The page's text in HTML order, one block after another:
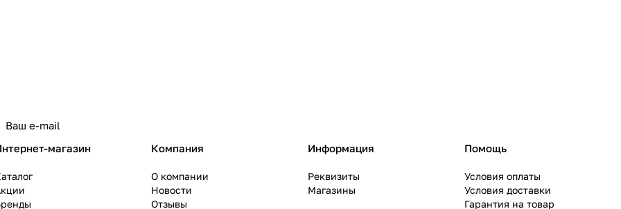
магазин Компания
О компании
Новости
Отзывы
Информация
Реквизиты
Магазины
Помощь
Условия оплаты
Условия доставки
Гарантия на товар